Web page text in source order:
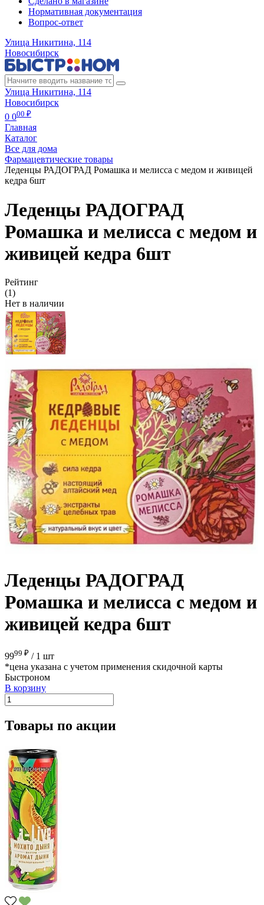
Нормативная документация
Вопрос-ответ
Улица Никитина, 114
Новосибирск
Улица Никитина, 114
Новосибирск
0 000 ₽
Главная
Каталог
Все для дома
Фармацевтические товары
Леденцы РАДОГРАД Ромашка и мелисса с медом и живицей
кедра 6шт
Леденцы РАДОГРАД
Ромашка и мелисса с медом и
живицей кедра 6шт
Рейтинг
(1)
Нет в наличии
Леденцы РАДОГРАД
Ромашка и мелисса с медом и
живицей кедра 6шт
9999 ₽ / 1 шт
*цена указана с учетом применения скидочной карты
Быстроном
В корзину
Товары по акции